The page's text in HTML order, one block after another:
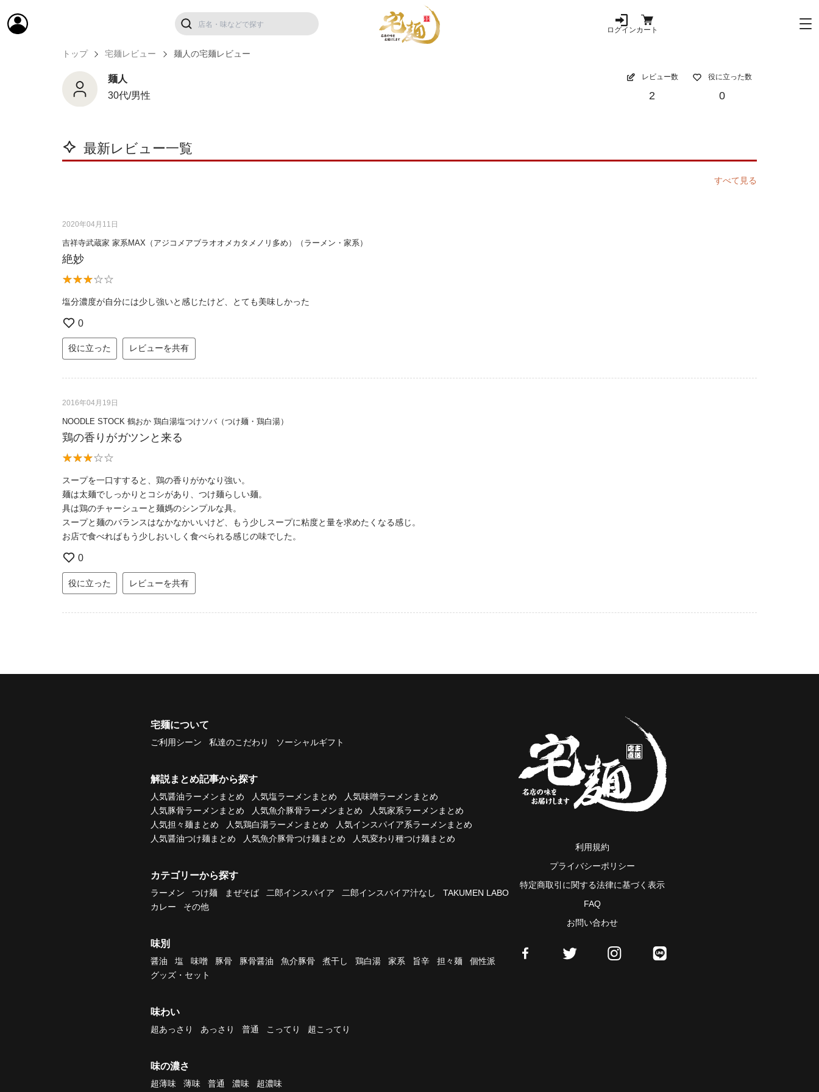
ログインカート
トップ 宅麺レビュー 麺人の宅麺レビュー
麺人
30代/男性
レビュー数
2
役に立った数
0
最新レビュー一覧
すべて見る
2020年04月11日
吉祥寺武蔵家 家系MAX（アジコメアブラオオメカタメノリ多め）（ラーメン・家系）
絶妙
塩分濃度が自分には少し強いと感じたけど、とても美味しかった
0
役に立った レビューを共有
2016年04月19日
NOODLE STOCK 鶴おか 鶏白湯塩つけソバ（つけ麺・鶏白湯）
鶏の香りがガツンと来る
スープを一口すすると、鶏の香りがかなり強い。
麺は太麺でしっかりとコシがあり、つけ麺らしい麺。
具は鶏のチャーシューと麺媽のシンプルな具。
スープと麺のバランスはなかなかいいけど、もう少しスープに粘度と量を求めたくなる感じ。
お店で食べればもう少しおいしく食べられる感じの味でした。
0
役に立った レビューを共有
宅麺について
ご利用シーン 私達のこだわり ソーシャルギフト
解説まとめ記事から探す
人気醤油ラーメンまとめ 人気塩ラーメンまとめ
人気味噌ラーメンまとめ
人気豚骨ラーメンまとめ
人気魚介豚骨ラーメンまとめ
人気家系ラーメンまとめ
人気担々麺まとめ
人気鶏白湯ラーメンまとめ
人気インスパイア系ラーメンまとめ
人気醤油つけ麺まとめ
人気魚介豚骨つけ麺まとめ 人気変わり種つけ麺まとめ
カテゴリーから探す
ラーメン つけ麺 まぜそば 二郎インスパイア 二郎インスパイア汁なし
TAKUMEN LABO
カレー
その他
味別
醤油 塩 味噌 豚骨 豚骨醤油 魚介豚骨 煮干し 鶏白湯 家系 旨辛 担々麺
個性派
グッズ・セット
味わい
超あっさり あっさり 普通 こってり 超こってり
味の濃さ
超薄味 薄味 普通 濃味 超濃味
利用規約
プライバシーポリシー
特定商取引に関する法律に基づく表示
FAQ
お問い合わせ